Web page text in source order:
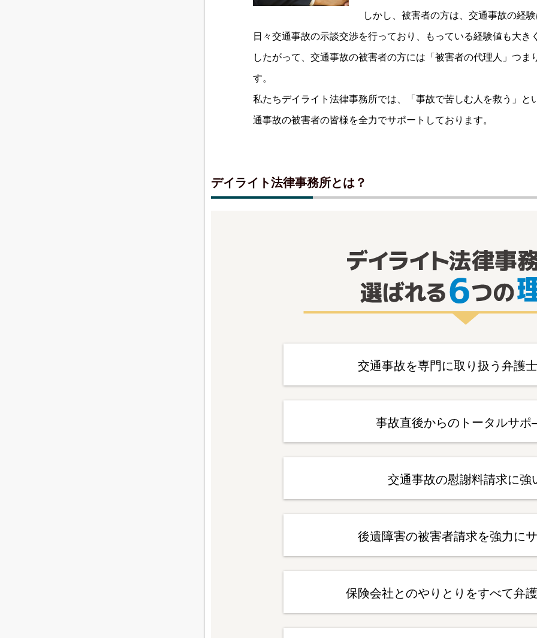
しかし、被害者の方は、交通事故の経
日々交通事故の示談交渉を行っており、もっている経験値も大き
したがって、交通事故の被害者の方には「被害者の代理人」つま
す。
私たちデイライト法律事務所では、「事故で苦しむ人を救う」と
通事故の被害者の皆様を全力でサポートしております。
デイライト法律事務所とは？
交通事故を専門に取り扱う弁護
事故直後からのトータルサ
交通事故の慰謝料請求に強
後遺障害の被害者請求を強力に
保険会社とのやりとりをすべて弁